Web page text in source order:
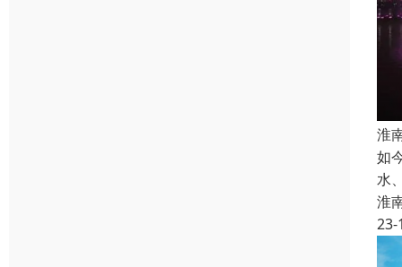
淮
如
水
淮
23-